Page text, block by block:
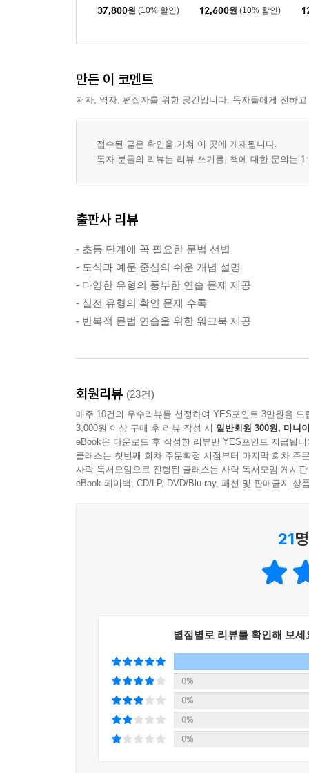
37,800원 (10% 할인) 12,600원 (10% 할인)
만든 이 코멘트
저자, 역자, 편집자를 위한 공간입니다. 독자들에게 전하
접수된 글은 확인을 거쳐 이 곳에 게재됩니다.
독자 분들의 리뷰는 리뷰 쓰기를, 책에 대한 문의는
출판사 리뷰
- 초등 단계에 꼭 필요한 문법 선별
- 도식과 예문 중심의 쉬운 개념 설명
- 다양한 유형의 풍부한 연습 문제 제공
- 실전 유형의 확인 문제 수록
- 반복적 문법 연습을 위한 워크북 제공
회원리뷰 (23건)
매주 10건의 우수리뷰를 선정하여 YES포인트 3만원을 드
3,000원 이상 구매 후 리뷰 작성 시 일반회원 300원, 마니
eBook은 다운로드 후 작성한 리뷰만 YES포인트 지급됩니
클래스는 첫번째 회차 주문확정 시점부터 마지막 회차 주
사락 독서모임으로 진행된 클래스는 사락 독서모임 게시
eBook 페이백, CD/LP, DVD/Blu-ray, 패션 및 판매금지 상
21
별점별로 리뷰를 확인해 보세
0%
0%
0%
0%